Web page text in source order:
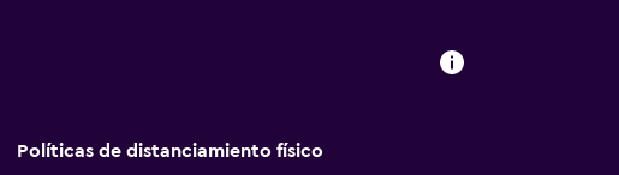
Políticas de distanciamiento físico